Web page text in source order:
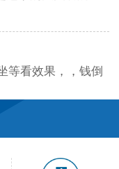
等看效果，，钱倒
医生，脾气大死